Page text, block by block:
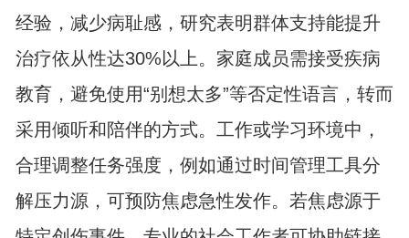
经验，减少病耻感，研究表明群体支持能提升
治疗依从性达30%以上。家庭成员需接受疾病
教育，避免使用“别想太多”等否定性语言，转而
采用倾听和陪伴的方式。工作或学习环境中，
合理调整任务强度，例如通过时间管理工具分
解压力源，可预防焦虑急性发作。若焦虑源于